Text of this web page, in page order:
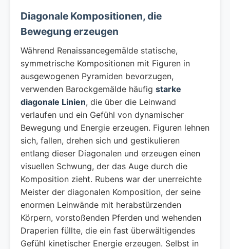
Diagonale Kompositionen, die
Bewegung erzeugen
Während Renaissancegemälde statische,
symmetrische Kompositionen mit Figuren in
ausgewogenen Pyramiden bevorzugen,
verwenden Barockgemälde häufig starke
diagonale Linien, die über die Leinwand
verlaufen und ein Gefühl von dynamischer
Bewegung und Energie erzeugen. Figuren lehnen
sich, fallen, drehen sich und gestikulieren
entlang dieser Diagonalen und erzeugen einen
visuellen Schwung, der das Auge durch die
Komposition zieht. Rubens war der unerreichte
Meister der diagonalen Komposition, der seine
enormen Leinwände mit herabstürzenden
Körpern, vorstoßenden Pferden und wehenden
Draperien füllte, die ein fast überwältigendes
Gefühl kinetischer Energie erzeugen. Selbst in